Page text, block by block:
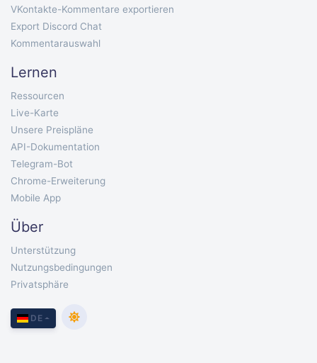
VKontakte-Kommentare exportieren
Export Discord Chat
Kommentarauswahl
Lernen
Ressourcen
Live-Karte
Unsere Preispläne
API-Dokumentation
Telegram-Bot
Chrome-Erweiterung
Mobile App
Über
Unterstützung
Nutzungsbedingungen
Privatsphäre
DE